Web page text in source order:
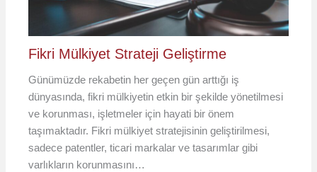
Fikri Mülkiyet Strateji Geliştirme
Günümüzde rekabetin her geçen gün arttığı iş
dünyasında, fikri mülkiyetin etkin bir şekilde yönetilmesi
ve korunması, işletmeler için hayati bir önem
taşımaktadır. Fikri mülkiyet stratejisinin geliştirilmesi,
sadece patentler, ticari markalar ve tasarımlar gibi
varlıkların korunmasını…